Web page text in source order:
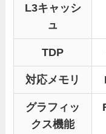
L3キャッシ
ュ
TDP
対応メモリ
グラフィッ
クス機能